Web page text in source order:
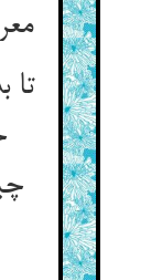
معروفی است و شهرگی
تا